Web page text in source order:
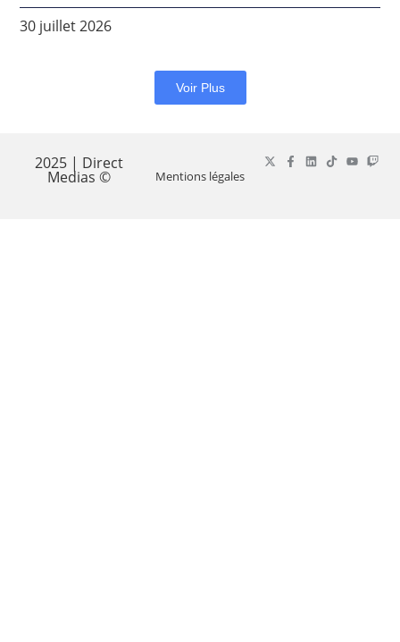
30 juillet 2026
Voir Plus
2025 | Direct
Medias © Mentions légales